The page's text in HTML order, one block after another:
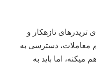
تریدرهای تازهکار و
معاملات، دسترسی به
میکنه، اما باید به